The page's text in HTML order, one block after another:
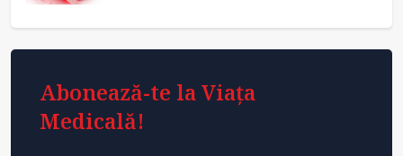
Abonează-te la Viața
Medicală!